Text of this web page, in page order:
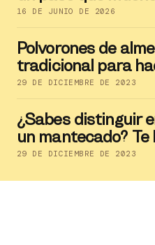
16 DE JUNIO DE 2026
Polvorones de
tradicional para
29 DE DICIEMBRE DE 2023
¿Sabes distinguir
un mantecado? Te
29 DE DICIEMBRE DE 2023